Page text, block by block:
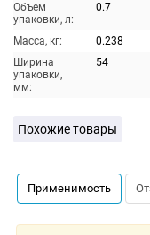
Объем
упаковки, л:
0.7
Масса, кг:
0.238
Ширина
упаковки,
мм:
54
Похожие товары
Применимость